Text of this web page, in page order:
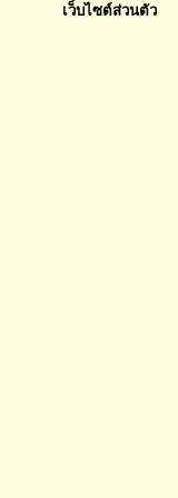
เว็บไซต์ส่วนตัว